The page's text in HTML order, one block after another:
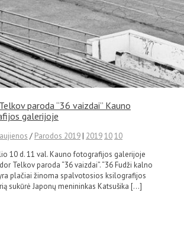
paroda “36 vaizdai” Kauno
galerijoje
/ Parodos 2019| 20191010
10 d. 11 val. Kauno fotografijos galerijoje
Telkov paroda “36 vaizdai”. “36 Fudži kalno
plačiai žinoma spalvotosios ksilografijos
sukūrė Japonų menininkas Katsušika […]